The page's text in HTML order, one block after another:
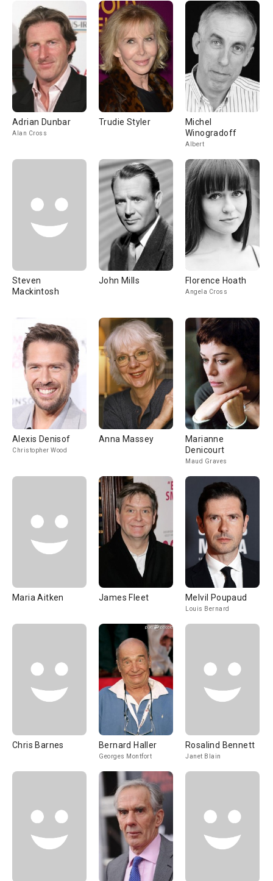
Adrian Dunbar
Alan Cross
Trudie Styler
Michel
Winogradoff
Albert
Steven
Mackintosh
John Mills Florence Hoath
Angela Cross
Alexis Denisof
Christopher Wood
Anna Massey
Marianne
Denicourt
Maud Graves
Maria Aitken James Fleet Melvil Poupaud
Louis Bernard
Chris Barnes Bernard Haller
Georges Montfort
Rosalind Bennett
Janet Blain